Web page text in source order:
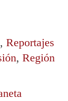
, Reportajes
, Región